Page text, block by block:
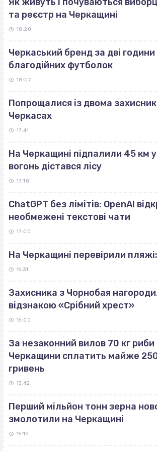
та реєстр на Черкащині
18:20
Черкаський бренд за дві
благодійних футболок
18:07
Попрощалися із двома
Черкасах
17:41
На Черкащині підпалили 45 км
вогонь дістався лісу
17:18
ChatGPT без лімітів: OpenAI
необмежені текстові чати
17:00
На Черкащині перевірили
16:31
Захисника з Чорнобая
відзнакою «Срібний хрест»
16:00
За незаконний вилов 70 кг
Черкащини сплатить майже
гривень
15:42
Перший мільйон тонн зерна
змолотили на Черкащині
15:19